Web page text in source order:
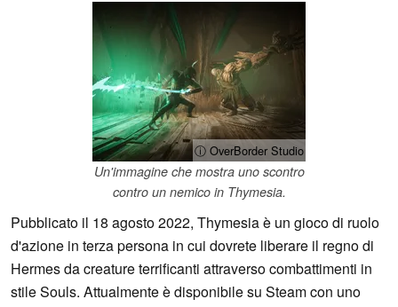
ⓘ OverBorder Studio
Un'immagine che mostra uno scontro
contro un nemico in Thymesia.
Pubblicato il 18 agosto 2022, Thymesia è un gioco di ruolo
d'azione in terza persona in cui dovrete liberare il regno di
Hermes da creature terrificanti attraverso combattimenti in
stile Souls. Attualmente è disponibile su Steam con uno